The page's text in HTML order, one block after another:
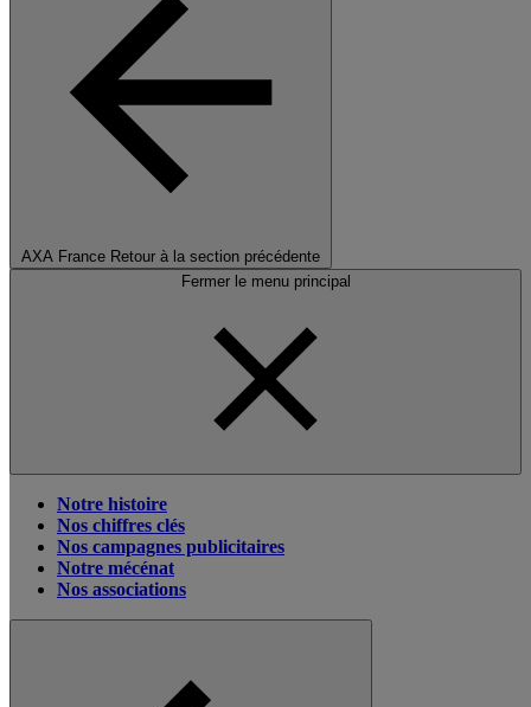
AXA France Retour à la section précédente
Fermer le menu principal
Notre histoire
Nos chiffres clés
Nos campagnes publicitaires
Notre mécénat
Nos associations